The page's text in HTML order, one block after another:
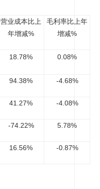
营业成本比上
年增减%
毛利率比上年
增减%
18.78% 0.08%
94.38% -4.68%
41.27% -4.08%
-74.22% 5.78%
16.56% -0.87%